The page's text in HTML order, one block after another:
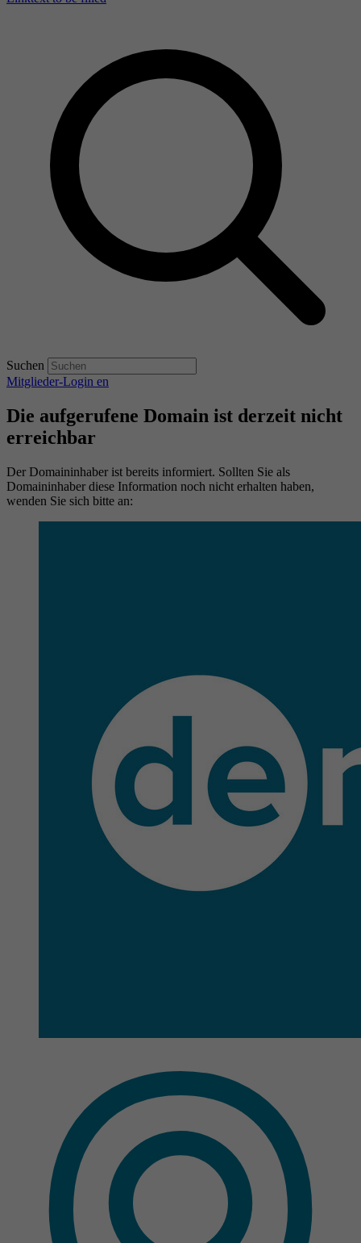
Suchen
Mitglieder-Login en
Die aufgerufene Domain ist derzeit nicht
erreichbar
Der Domaininhaber ist bereits informiert. Sollten Sie als
Domaininhaber diese Information noch nicht erhalten haben,
wenden Sie sich bitte an: